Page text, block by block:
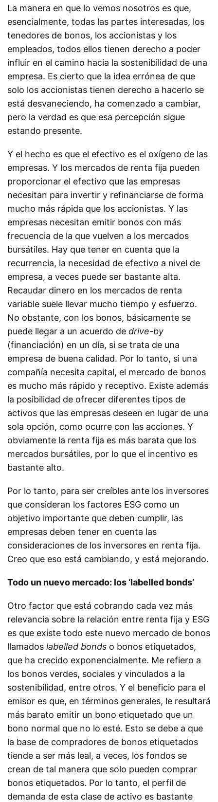
La manera en que lo vemos nosotros es que,
esencialmente, todas las partes interesadas, los
tenedores de bonos, los accionistas y los
empleados, todos ellos tienen derecho a poder
influir en el camino hacia la sostenibilidad de una
empresa. Es cierto que la idea errónea de que
solo los accionistas tienen derecho a hacerlo se
está desvaneciendo, ha comenzado a cambiar,
pero la verdad es que esa percepción sigue
estando presente.
Y el hecho es que el efectivo es el oxígeno de las
empresas. Y los mercados de renta fija pueden
proporcionar el efectivo que las empresas
necesitan para invertir y refinanciarse de forma
mucho más rápida que los accionistas. Y las
empresas necesitan emitir bonos con más
frecuencia de la que vuelven a los mercados
bursátiles. Hay que tener en cuenta que la
recurrencia, la necesidad de efectivo a nivel de
empresa, a veces puede ser bastante alta.
Recaudar dinero en los mercados de renta
variable suele llevar mucho tiempo y esfuerzo.
No obstante, con los bonos, básicamente se
puede llegar a un acuerdo de drive-by
(financiación) en un día, si se trata de una
empresa de buena calidad. Por lo tanto, si una
compañía necesita capital, el mercado de bonos
es mucho más rápido y receptivo. Existe además
la posibilidad de ofrecer diferentes tipos de
activos que las empresas deseen en lugar de una
sola opción, como ocurre con las acciones. Y
obviamente la renta fija es más barata que los
mercados bursátiles, por lo que el incentivo es
bastante alto.
Por lo tanto, para ser creíbles ante los inversores
que consideran los factores ESG como un
objetivo importante que deben cumplir, las
empresas deben tener en cuenta las
consideraciones de los inversores en renta fija.
Creo que eso está cambiando, y está mejorando.
Todo un nuevo mercado: los ‘labelled bonds’
Otro factor que está cobrando cada vez más
relevancia sobre la relación entre renta fija y ESG
es que existe todo este nuevo mercado de bonos
llamados labelled bonds o bonos etiquetados,
que ha crecido exponencialmente. Me refiero a
los bonos verdes, sociales y vinculados a la
sostenibilidad, entre otros. Y el beneficio para el
emisor es que, en términos generales, le resultará
más barato emitir un bono etiquetado que un
bono normal que no lo esté. Esto se debe a que
la base de compradores de bonos etiquetados
tiende a ser más leal, a veces, los fondos se
crean de tal manera que solo pueden comprar
bonos etiquetados. Por lo tanto, el perfil de
demanda de esta clase de activo es bastante